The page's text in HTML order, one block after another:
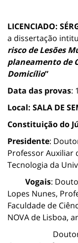
LICENCIADO:
a dissertação
risco de Lesões
planeamento de
Domicílio”
Data das provas:
Local: SALA DE
Constituição do
Presidente:
Professor Auxiliar
Tecnologia da
Vogais:
Lopes Nunes,
Faculdade de
NOVA de Lisboa,
Doutora